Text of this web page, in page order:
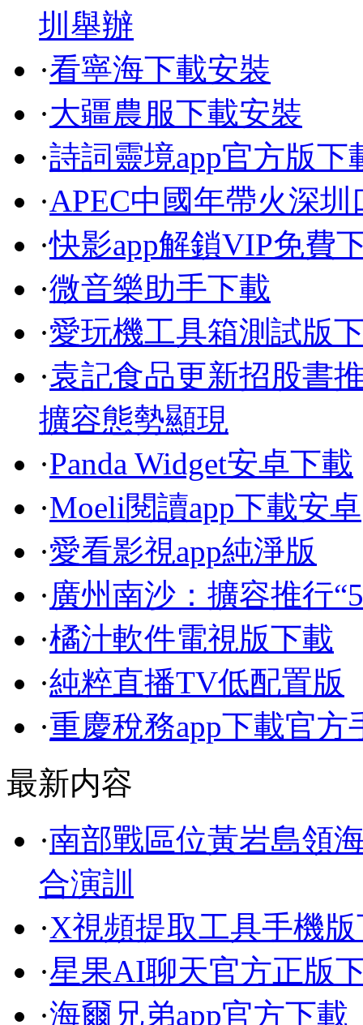
圳舉辦
·看寧海下載安裝
·大疆農服下載安裝
·詩詞靈境app官方版下
·APEC中國年帶火深
·快影app解鎖VIP免費
·微音樂助手下載
·愛玩機工具箱測試版
·袁記食品更新招股書
擴容態勢顯現
·Panda Widget安卓下載
·Moeli閱讀app下載安卓
·愛看影視app純淨版
·廣州南沙：擴容推行
·橘汁軟件電視版下載
·純粹直播TV低配置版
·重慶稅務app下載官方
最新内容
·南部戰區位黃岩島領
合演訓
·X視頻提取工具手機
·星果AI聊天官方正版
·海爾兄弟app官方下載